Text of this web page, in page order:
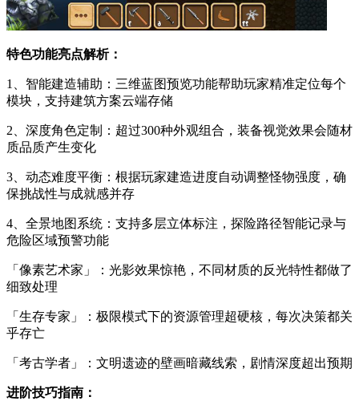
特色功能亮点解析：
1、智能建造辅助：三维蓝图预览功能帮助玩家精准定位每个
模块，支持建筑方案云端存储
2、深度角色定制：超过300种外观组合，装备视觉效果会随材
质品质产生变化
3、动态难度平衡：根据玩家建造进度自动调整怪物强度，确
保挑战性与成就感并存
4、全景地图系统：支持多层立体标注，探险路径智能记录与
危险区域预警功能
「像素艺术家」：光影效果惊艳，不同材质的反光特性都做了
细致处理
「生存专家」：极限模式下的资源管理超硬核，每次决策都关
乎存亡
「考古学者」：文明遗迹的壁画暗藏线索，剧情深度超出预期
进阶技巧指南：